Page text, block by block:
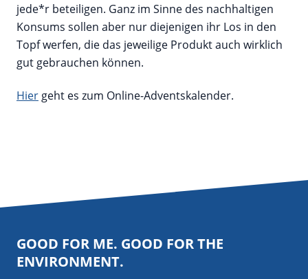
jede*r beteiligen. Ganz im Sinne des nachhaltigen
Konsums sollen aber nur diejenigen ihr Los in den
Topf werfen, die das jeweilige Produkt auch wirklich
gut gebrauchen können.
Hier geht es zum Online-Adventskalender.
GOOD FOR ME. GOOD FOR THE
ENVIRONMENT.